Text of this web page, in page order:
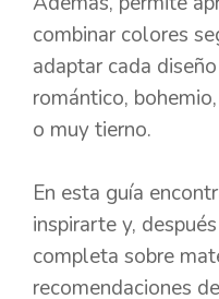
combinar colores
adaptar cada
romántico,
o muy tierno.
En esta guía
inspirarte y,
completa sobre
recomendaciones